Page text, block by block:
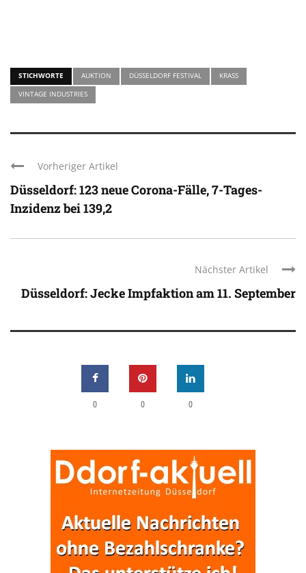
STICHWORTE AUKTION DÜSSELDORF FESTIVAL
KRASS
VINTAGE INDUSTRIES
Vorheriger Artikel
Düsseldorf: 123 neue Corona-Fälle, 7-Tages-
Inzidenz bei 139,2
Nächster Artikel
Düsseldorf: Jecke Impfaktion am 11. September
0 0 0